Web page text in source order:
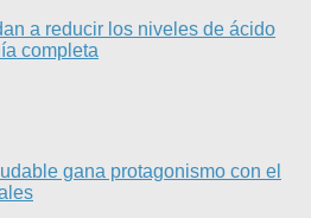
a reducir los niveles de ácido
completa
gana protagonismo con el